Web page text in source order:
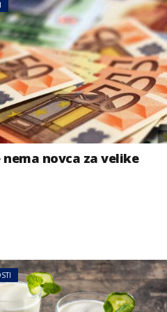
nema novca za velike
Jake